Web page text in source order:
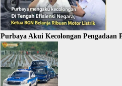
Purbaya Akui Kecolongan